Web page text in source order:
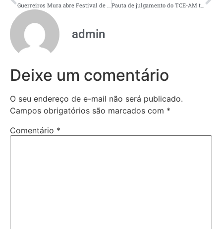
Pauta de julgamento do TCE-AM terá 151 processos na próxima segunda-feira (1º)
admin
Deixe um comentário
O seu endereço de e-mail não será publicado.
Campos obrigatórios são marcados com *
Comentário *